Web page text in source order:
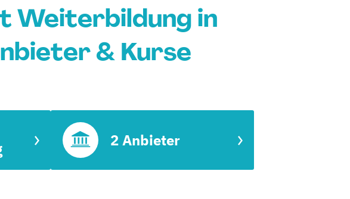
Weiterbildung in
& Kurse
2 Anbieter